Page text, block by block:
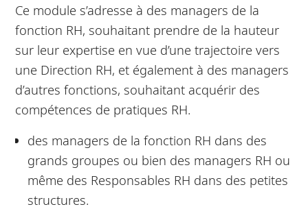
Ce module s’adresse à des managers de la
fonction RH, souhaitant prendre de la hauteur
sur leur expertise en vue d’une trajectoire vers
une Direction RH, et également à des managers
d’autres fonctions, souhaitant acquérir des
compétences de pratiques RH.
des managers de la fonction RH dans des
grands groupes ou bien des managers RH ou
même des Responsables RH dans des petites
structures.